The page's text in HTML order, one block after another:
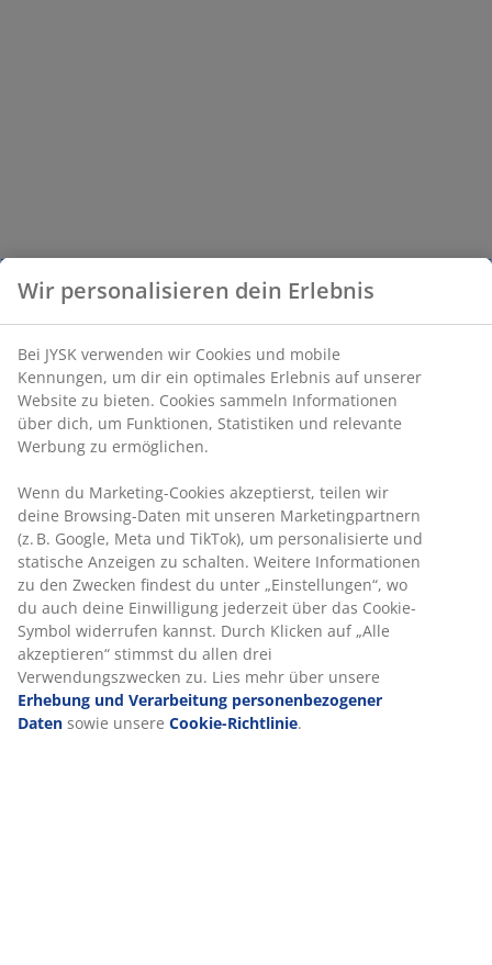
Wir personalisieren dein Erlebnis
Bei JYSK verwenden wir Cookies und mobile
Kennungen, um dir ein optimales Erlebnis auf unserer
Website zu bieten. Cookies sammeln Informationen
über dich, um Funktionen, Statistiken und relevante
Werbung zu ermöglichen.
Wenn du Marketing-Cookies akzeptierst, teilen wir
deine Browsing-Daten mit unseren Marketingpartnern
(z. B. Google, Meta und TikTok), um personalisierte und
statische Anzeigen zu schalten. Weitere Informationen
zu den Zwecken findest du unter „Einstellungen“, wo
du auch deine Einwilligung jederzeit über das Cookie-
Symbol widerrufen kannst. Durch Klicken auf „Alle
akzeptieren“ stimmst du allen drei
Verwendungszwecken zu. Lies mehr über unsere
Erhebung und Verarbeitung personenbezogener
Daten sowie unsere Cookie-Richtlinie.